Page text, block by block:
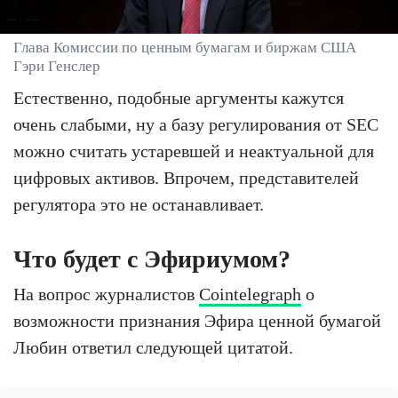
Глава Комиссии по ценным бумагам и биржам США
Гэри Генслер
Естественно, подобные аргументы кажутся
очень слабыми, ну а базу регулирования от SEC
можно считать устаревшей и неактуальной для
цифровых активов. Впрочем, представителей
регулятора это не останавливает.
Что будет с Эфириумом?
На вопрос журналистов Cointelegraph о
возможности признания Эфира ценной бумагой
Любин ответил следующей цитатой.